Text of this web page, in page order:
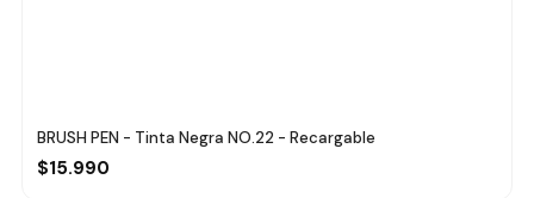
BRUSH PEN - Tinta Negra NO.22 - Recargable
$15.990